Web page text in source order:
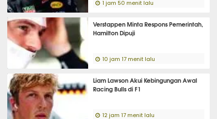
1 jam 50 menit lalu
Verstappen Minta Respons Pemerintah,
Hamilton Dipuji
10 jam 17 menit lalu
Liam Lawson Akui Kebingungan Awal
Racing Bulls di F1
12 jam 17 menit lalu